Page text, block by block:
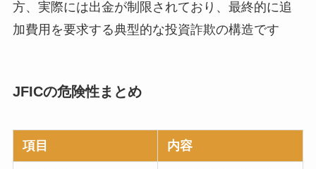
方、実際には出金が制限されており、最終的に追
加費用を要求する典型的な投資詐欺の構造です
JFICの危険性まとめ
項目 内容